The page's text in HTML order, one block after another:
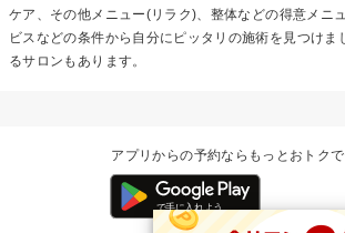
ケア、その他メニュー(リラク)、整体などの得意メニ
ビスなどの条件から自分にピッタリの施術を見つけま
るサロンもあります。
アプリからの予約ならもっとおトクで